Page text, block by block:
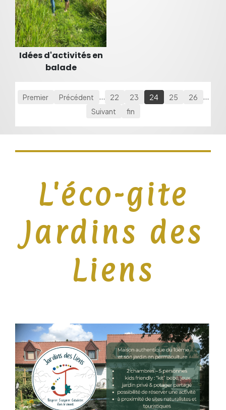
Idées d'activités en
balade
Premier Précédent … 22 23 24 25 26
…
Suivant
fin
L'éco-gite
Jardins des
Liens